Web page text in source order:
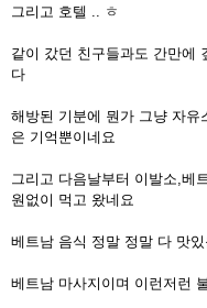
그리고 호텔 .. ㅎ
같이 갔던 친구들과도 간만에
다
해방된 기분에 뭔가 그냥 자
은 기억뿐이네요
그리고 다음날부터 이발소,베
원없이 먹고 왔네요
베트남 음식 정말 정말 다 맛
베트남 마사지이며 이런저런